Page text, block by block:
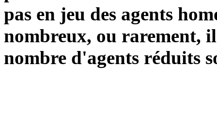
pas en jeu des agents
nombreux, ou rarement,
nombre d'agents réduits